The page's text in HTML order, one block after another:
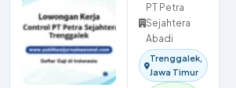
PT Petra
Sejahtera
Abadi
Trenggalek,
Jawa Timur